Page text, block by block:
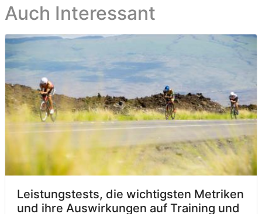
Auch Interessant
Leistungstests, die wichtigsten Metriken
und ihre Auswirkungen auf Training und